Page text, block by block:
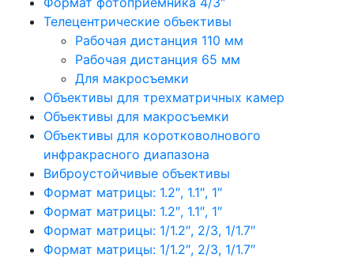
Телецентрические объективы
Рабочая дистанция 110 мм
Рабочая дистанция 65 мм
Для макросъемки
Объективы для трехматричных камер
Объективы для макросъемки
Объективы для коротковолнового
инфракрасного диапазона
Виброустойчивые объективы
Формат матрицы: 1.2″, 1.1″, 1″
Формат матрицы: 1.2″, 1.1″, 1″
Формат матрицы: 1/1.2″, 2/3, 1/1.7″
Формат матрицы: 1/1.2″, 2/3, 1/1.7″